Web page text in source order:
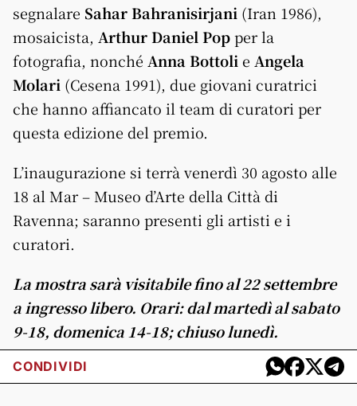
segnalare Sahar Bahranisirjani (Iran 1986),
mosaicista, Arthur Daniel Popper la
fotografia, nonché Anna Bottoli e Angela
Molari (Cesena 1991), due giovani curatrici
che hanno affiancato il team di curatori per
questa edizione del premio.
L’inaugurazione si terrà venerdì 30 agosto alle
18 al Mar – Museo d’Arte della Città di
Ravenna; saranno presenti gli artisti e i
curatori.
La mostra sarà visitabile fino al 22 settembre
a ingresso libero. Orari: dal martedì al sabato
9-18, domenica 14-18; chiuso lunedì.
CONDIVIDI